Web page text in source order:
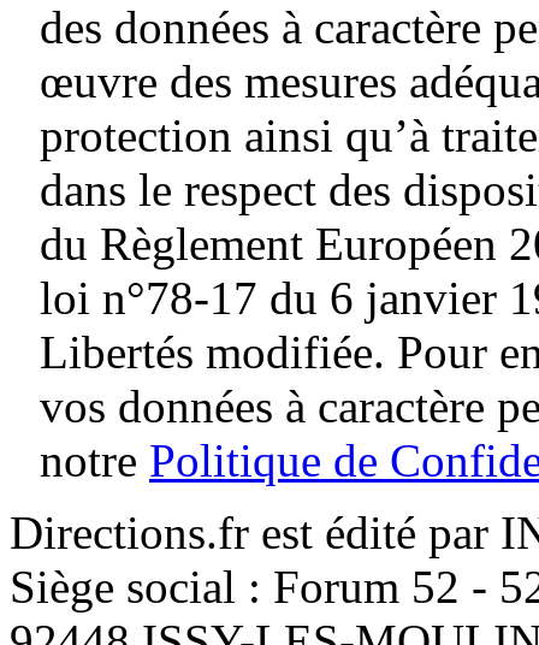
des données à caractère
œuvre des mesures
protection ainsi qu’à
dans le respect des
du Règlement Européen
loi n°78-17 du 6 janvier
Libertés modifiée. Pour
vos données à caractère
notre Politique de
Directions.fr est édité par
Siège social : Forum 52 -